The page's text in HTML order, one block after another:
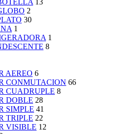
13
2
30
1
1
8
AEREO 6
CONMUTACION 66
CUADRUPLE 8
DOBLE 28
SIMPLE 41
TRIPLE 22
VISIBLE 12